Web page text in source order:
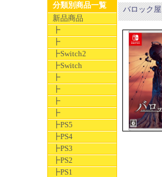
分類別商品一覧
新品商品
┣
┣
┣Switch2
┣Switch
┣
┣
┣
┣
┣PS5
┣PS4
┣PS3
┣PS2
┣PS1
バロック屋